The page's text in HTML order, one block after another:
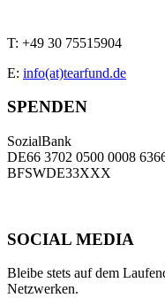
T: +49 30 75515904
E: info(at)tearfund.de
SPENDEN
SozialBank
DE66 3702 0500 0008
BFSWDE33XXX
SOCIAL MEDIA
Bleibe stets auf dem
Netzwerken.